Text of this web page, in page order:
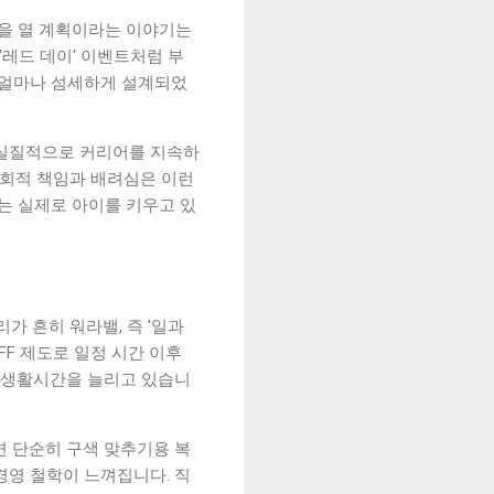
열 계획이라는 이야기는
드 데이' 이벤트처럼 부
마나 섬세하게 설계되었
질적으로 커리어를 지속하
적 책임과 배려심은 이런
실제로 아이를 키우고 있
가 흔히 워라밸, 즉 '일과
제도로 일정 시간 이후
활시간을 늘리고 있습니
단순히 구색 맞추기용 복
철학이 느껴집니다. 직